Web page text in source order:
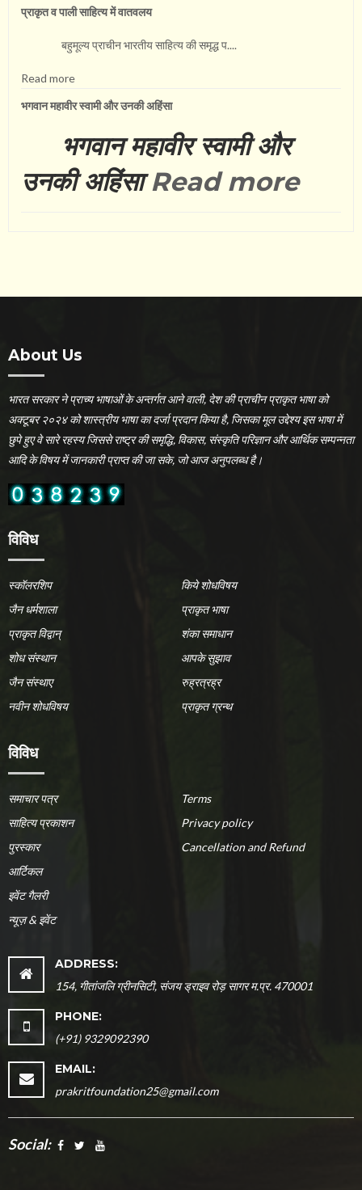
प्राकृत व पाली साहित्य में वातवलय
बहुमूल्य प्राचीन भारतीय साहित्य की समृद्ध प....
Read more
भगवान महावीर स्वामी और उनकी अहिंसा
भगवान महावीर स्वामी और
उनकी अहिंसा Read more
About Us
भारत सरकार ने प्राच्य भाषाओं के अन्तर्गत आने वाली, देश की प्राचीन प्राकृत भाषा को
अक्टूबर २०२४ को शास्त्रीय भाषा का दर्जा प्रदान किया है, जिसका मूल उद्देश्य इस भाषा में
छुपे हुए वे सारे रहस्य जिससे राष्ट्र की समृद्धि, विकास, संस्कृति परिज्ञान और आर्थिक सम्पन्नता
आदि के विषय में जानकारी प्राप्त की जा सके, जो आज अनुपलब्ध है।
विविध
स्कॉलरशिप
जैन धर्मशाला
प्राकृत विद्वान्
शोध संस्थान
जैन संस्थाए
नवीन शोधविषय
किये शोधविषय
प्राकृत भाषा
शंका समाधान
आपके सुझाव
रुह्रत्रह्र
प्राकृत ग्रन्थ
विविध
समाचार पत्र
साहित्य प्रकाशन
पुरस्कार
आर्टिकल
इवेंट गैलरी
न्यूज़ & इवेंट
Terms
Privacy policy
Cancellation and Refund
ADDRESS:
154, गीतांजलि ग्रीनसिटी, संजय ड्राइव रोड़ सागर म.प्र. 470001
PHONE:
(+91) 9329092390
EMAIL:
prakritfoundation25@gmail.com
Social: